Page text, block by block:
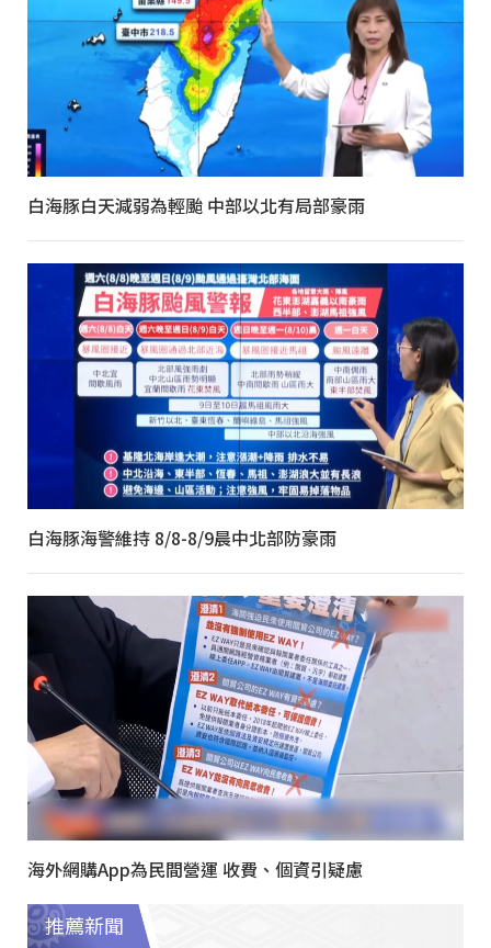
白海豚白天減弱為輕颱 中部以北有局部豪雨
白海豚海警維持 8/8-8/9晨中北部防豪雨
海外網購App為民間營運 收費、個資引疑慮
推薦新聞